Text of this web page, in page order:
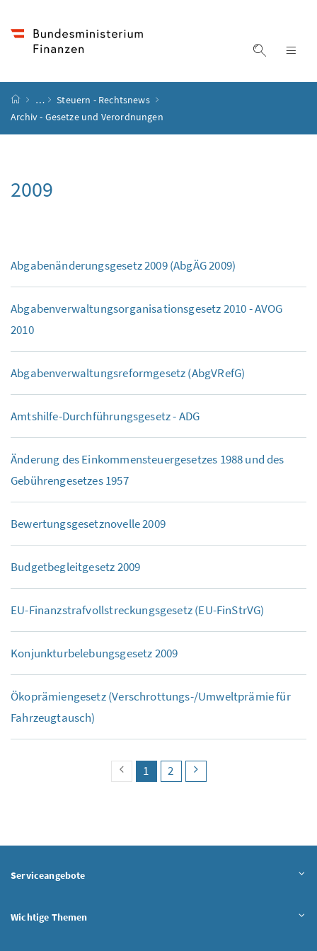
Suche
Startseite
…
Steuern - Rechtsnews
Archiv - Gesetze und Verordnungen
2009
Abgabenänderungsgesetz 2009 (AbgÄG 2009)
Abgabenverwaltungsorganisationsgesetz 2010 - AVOG
2010
Abgabenverwaltungsreformgesetz (AbgVRefG)
Amtshilfe-Durchführungsgesetz - ADG
Änderung des Einkommensteuergesetzes 1988 und des
Gebührengesetzes 1957
Bewertungsgesetznovelle 2009
Budgetbegleitgesetz 2009
EU-Finanzstrafvollstreckungsgesetz (EU-FinStrVG)
Konjunkturbelebungsgesetz 2009
Ökoprämiengesetz (Verschrottungs-/Umweltprämie für
Fahrzeugtausch)
vorherige Seite
Seite
1 (aktuell)
Seite
2
Serviceangebote
Wichtige Themen